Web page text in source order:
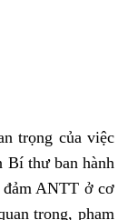
trọng của việc
Bí thư ban hành
đảm ANTT ở cơ
trọng, phạm